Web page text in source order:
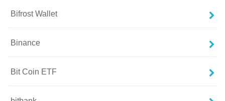
Bifrost Wallet
Binance
Bit Coin ETF